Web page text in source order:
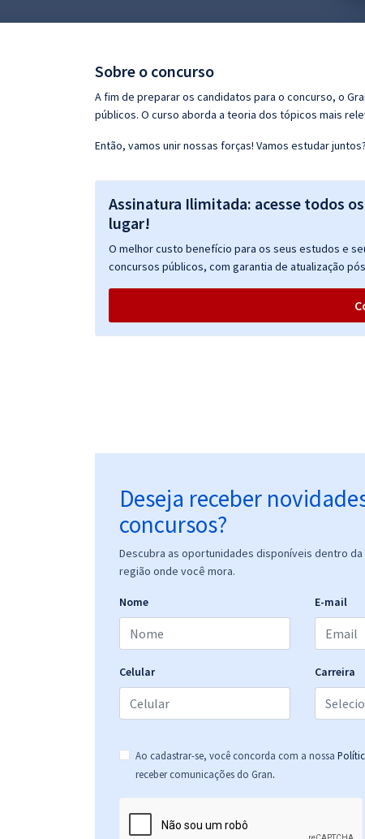
Conteúdo gratuito
Sobre o concurso
A fim de preparar os candidatos para o concurso, o
públicos. O curso aborda a teoria dos tópicos mais
Então, vamos unir nossas forças! Vamos estudar juntos?
Assinatura Ilimitada: acesse todos
lugar!
O melhor custo benefício para os seus estudos e
concursos públicos, com garantia de atualização
Deseja receber
concursos?
Descubra as oportunidades disponíveis dentro
região onde você mora.
Nome E-mail
Celular Carreira
Ao cadastrar-se, você concorda com a nossa
receber comunicações do Gran.